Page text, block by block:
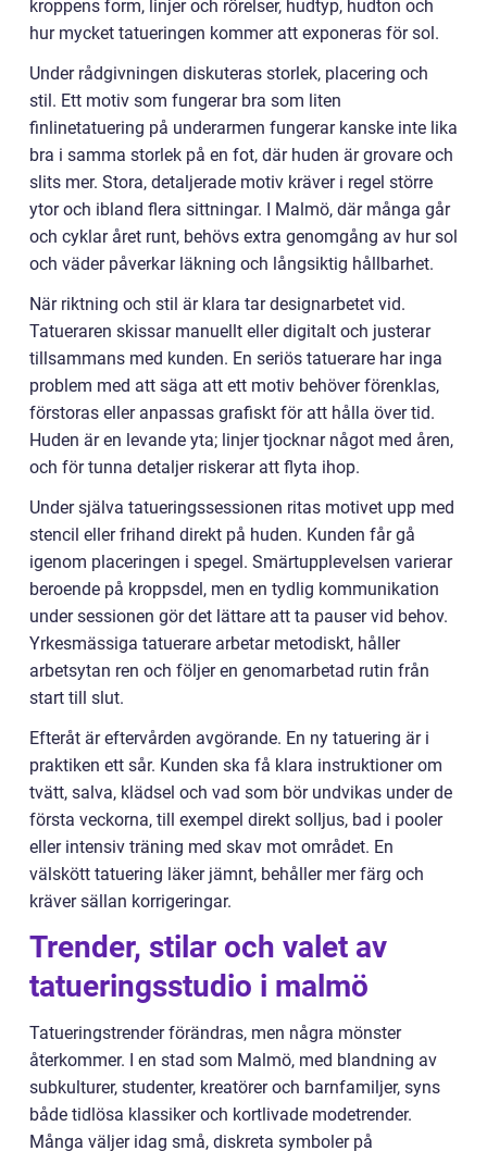
kroppens form, linjer och rörelser, hudtyp, hudton och
hur mycket tatueringen kommer att exponeras för sol.
Under rådgivningen diskuteras storlek, placering och
stil. Ett motiv som fungerar bra som liten
finlinetatuering på underarmen fungerar kanske inte lika
bra i samma storlek på en fot, där huden är grovare och
slits mer. Stora, detaljerade motiv kräver i regel större
ytor och ibland flera sittningar. I Malmö, där många går
och cyklar året runt, behövs extra genomgång av hur sol
och väder påverkar läkning och långsiktig hållbarhet.
När riktning och stil är klara tar designarbetet vid.
Tatueraren skissar manuellt eller digitalt och justerar
tillsammans med kunden. En seriös tatuerare har inga
problem med att säga att ett motiv behöver förenklas,
förstoras eller anpassas grafiskt för att hålla över tid.
Huden är en levande yta; linjer tjocknar något med åren,
och för tunna detaljer riskerar att flyta ihop.
Under själva tatueringssessionen ritas motivet upp med
stencil eller frihand direkt på huden. Kunden får gå
igenom placeringen i spegel. Smärtupplevelsen varierar
beroende på kroppsdel, men en tydlig kommunikation
under sessionen gör det lättare att ta pauser vid behov.
Yrkesmässiga tatuerare arbetar metodiskt, håller
arbetsytan ren och följer en genomarbetad rutin från
start till slut.
Efteråt är eftervården avgörande. En ny tatuering är i
praktiken ett sår. Kunden ska få klara instruktioner om
tvätt, salva, klädsel och vad som bör undvikas under de
första veckorna, till exempel direkt solljus, bad i pooler
eller intensiv träning med skav mot området. En
välskött tatuering läker jämnt, behåller mer färg och
kräver sällan korrigeringar.
Trender, stilar och valet av
tatueringsstudio i malmö
Tatueringstrender förändras, men några mönster
återkommer. I en stad som Malmö, med blandning av
subkulturer, studenter, kreatörer och barnfamiljer, syns
både tidlösa klassiker och kortlivade modetrender.
Många väljer idag små, diskreta symboler på